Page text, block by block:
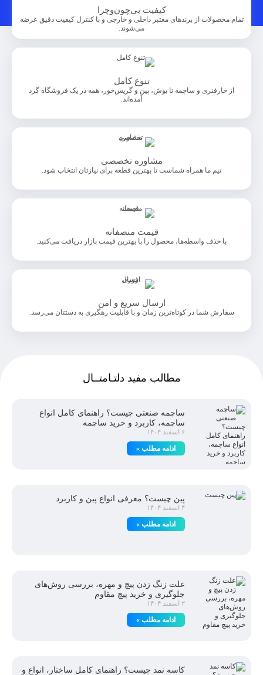
کیفیت بی‌چون‌وچرا
تمام محصولات از برندهای معتبر داخلی و خارجی و با کنترل کیفیت دقیق عرضه
می‌شوند.
تنوع کامل
از خارفنری و ساچمه تا بوش، پین و گریس‌خور، همه در یک فروشگاه گرد
آمده‌اند.
مشاوره تخصصی
تیم ما همراه شماست تا بهترین قطعه برای نیازتان انتخاب شود.
قیمت منصفانه
با حذف واسطه‌ها، محصول را با بهترین قیمت بازار دریافت می‌کنید.
ارسال سریع و امن
سفارش شما در کوتاه‌ترین زمان و با قابلیت رهگیری به دستتان می‌رسد.
مطالب مفید دلتـامتــال
ساچمه صنعتی چیست؟ راهنمای کامل انواع
ساچمه، کاربرد و خرید ساچمه
۶ اسفند ۱۴۰۴
ادامه مطلب »
پین چیست؟ معرفی انواع پین و کاربرد
۴ اسفند ۱۴۰۴
ادامه مطلب »
علت زنگ زدن پیچ و مهره، بررسی روش‌های
جلوگیری و خرید پیچ مقاوم
۲ اسفند ۱۴۰۴
ادامه مطلب »
کاسه نمد چیست؟ راهنمای کامل ساختار، انواع و